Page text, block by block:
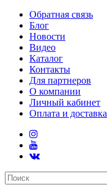
Обратная связь
Блог
Новости
Видео
Каталог
Контакты
Для партнеров
О компании
Личный кабинет
Оплата и доставка